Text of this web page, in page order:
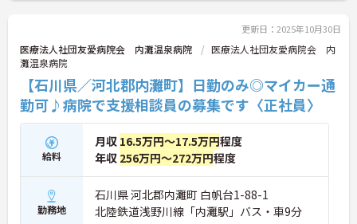
更新日：2025年10月30日
医療法人社団友愛病院会 内灘温泉病院
医療法人社団友愛病院会 内
灘温泉病院
【石川県／河北郡内灘町】日勤のみ◎マイカー通
勤可♪病院で支援相談員の募集です〈正社員〉
給料
月収 16.5万円～17.5万円程度
年収 256万円～272万円程度
勤務地
石川県 河北郡内灘町 白帆台1-88-1
北陸鉄道浅野川線「内灘駅」バス・車9分